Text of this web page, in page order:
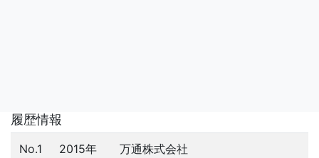
履歴情報
No.1
2015年
万通株式会社